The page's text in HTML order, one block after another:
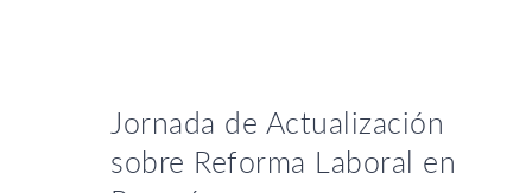
Jornada de Actualización
sobre Reforma Laboral en